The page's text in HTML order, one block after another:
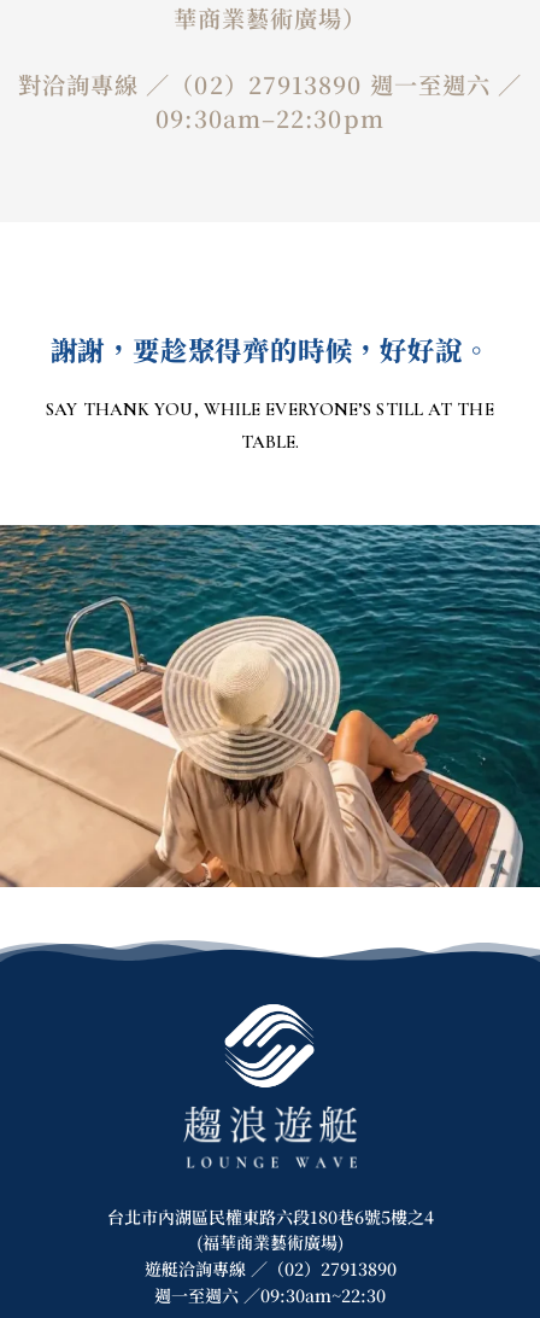
華商業藝術廣場）
對洽詢專線 ／（02）27913890 週一至週六 ／
09:30am–22:30pm
謝謝，要趁聚得齊的時候，好好說。
SAY THANK YOU, WHILE EVERYONE’S STILL AT THE
TABLE.
台北市內湖區民權東路六段180巷6號5樓之4
(福華商業藝術廣場)
遊艇洽詢專線 ／（02）27913890
週一至週六 ／09:30am~22:30